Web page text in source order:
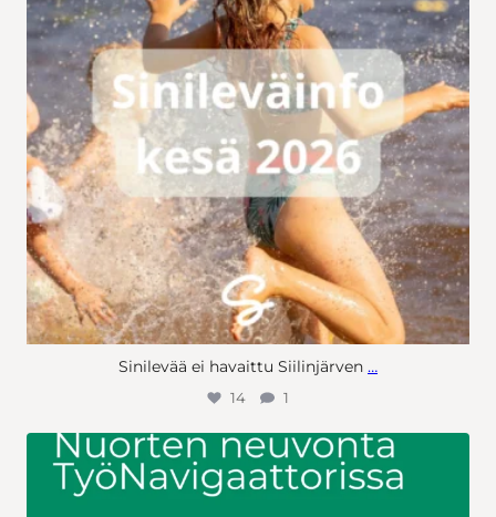
Sinilevää ei havaittu Siilinjärven …
14 1
Huomio Siilinjärven nuoret!
Nuorten neuvonta jatkuu taas kesätauon jälkeen ensi viikon